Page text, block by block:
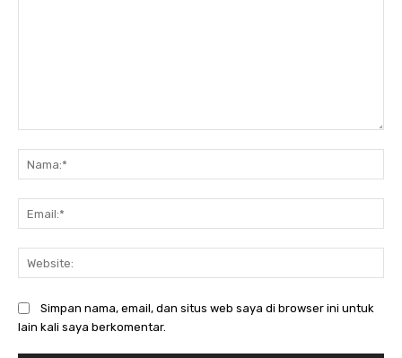
Simpan nama, email, dan situs web saya di browser ini untuk
lain kali saya berkomentar.